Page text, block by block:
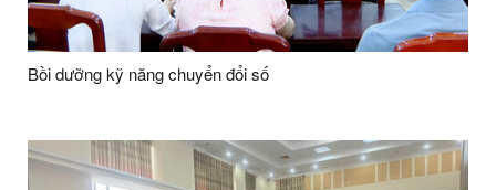
Bồi dưỡng kỹ năng chuyển đổi số